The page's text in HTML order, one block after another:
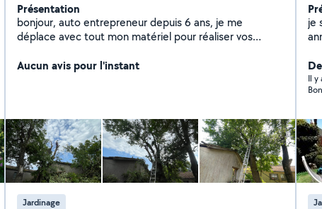
Présentation
bonjour, auto entrepreneur depuis 6 ans, je me
déplace avec tout mon matériel pour réaliser vos
arbres et de haies
Aucun avis pour l'instant
Jardinage
je
années
Il y